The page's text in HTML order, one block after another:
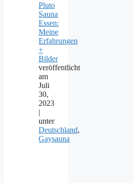
Pluto
Sauna
Essen:
Meine
Erfahrungen
+
Bilder
veröffentlicht
am
Juli
30,
2023
|
unter
Deutschland,
Gaysauna